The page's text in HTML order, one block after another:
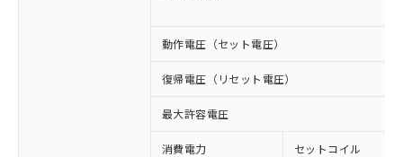
動作電圧（セット電圧）
復帰電圧（リセット電圧）
最大許容電圧
消費電力 セットコイル